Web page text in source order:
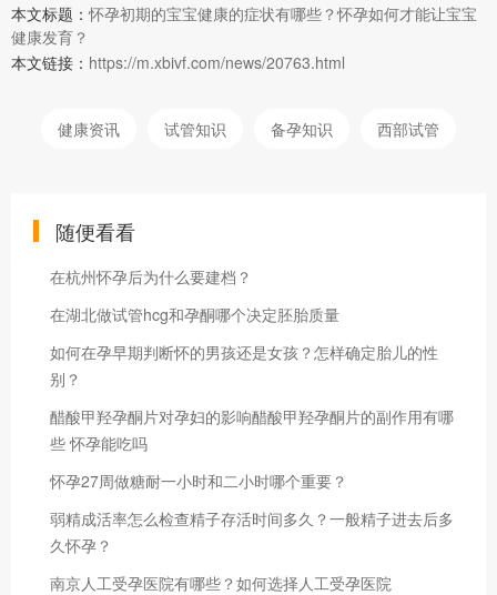
本文标题：怀孕初期的宝宝健康的症状有哪些？怀孕如何才能让宝宝
健康发育？
本文链接： https://m.xbivf.com/news/20763.html
健康资讯 试管知识 备孕知识 西部试管
随便看看
在杭州怀孕后为什么要建档？
在湖北做试管hcg和孕酮哪个决定胚胎质量
如何在孕早期判断怀的男孩还是女孩？怎样确定胎儿的性
别？
醋酸甲羟孕酮片对孕妇的影响醋酸甲羟孕酮片的副作用有哪
些 怀孕能吃吗
怀孕27周做糖耐一小时和二小时哪个重要？
弱精成活率怎么检查精子存活时间多久？一般精子进去后多
久怀孕？
南京人工受孕医院有哪些？如何选择人工受孕医院